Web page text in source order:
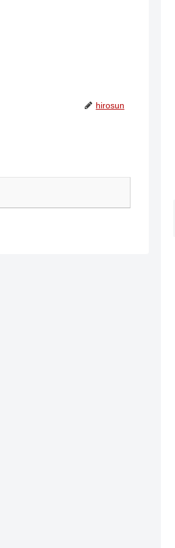
hirosun